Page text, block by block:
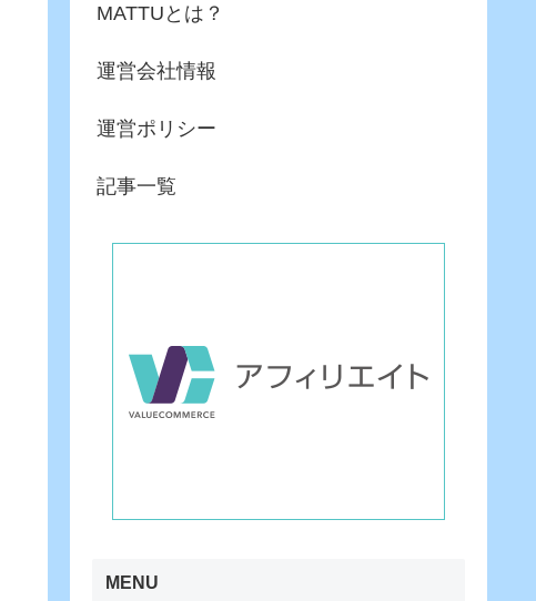
MATTUとは？
運営会社情報
運営ポリシー
記事一覧
MENU